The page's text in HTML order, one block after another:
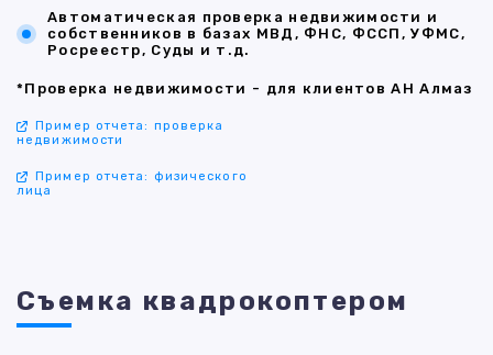
Автоматическая проверка недвижимости и
собственников в базах МВД, ФНС, ФССП, УФМС,
Росреестр, Суды и т.д.
*Проверка недвижимости - для клиентов АН Алмаз
Пример отчета: проверка
недвижимости
Пример отчета: физического
лица
Съемка квадрокоптером